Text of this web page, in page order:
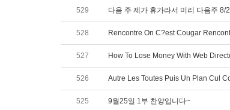
529 다음 주 제가 휴가라서 미리 다음주 8/
528 Rencontre On C?est Cougar
527 How To Lose Money With Web
526 Autre Les Toutes Puis Un Plan Cul
525 9월25일 1부 찬양입니다~